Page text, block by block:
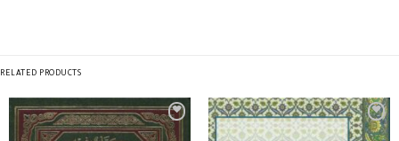
RELATED PRODUCTS